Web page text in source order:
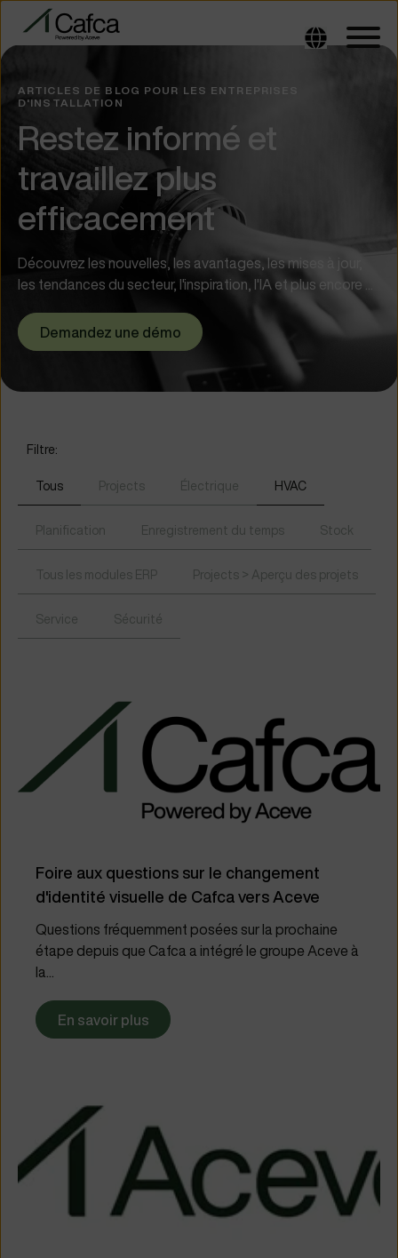
ARTICLES DE BLOG POUR LES ENTREPRISES
D'INSTALLATION
Restez informé et
travaillez plus
efficacement
Découvrez les nouvelles, les avantages, les mises à jour,
les tendances du secteur, l'inspiration, l'IA et plus encore ...
Demandez une démo
Filtre:
Tous Projects Électrique HVAC
Planification Enregistrement du temps Stock
Tous les modules ERP Projects > Aperçu des projets
Service Sécurité
Foire aux questions sur le changement
d'identité visuelle de Cafca vers Aceve
Questions fréquemment posées sur la prochaine
étape depuis que Cafca a intégré le groupe Aceve à
la...
En savoir plus